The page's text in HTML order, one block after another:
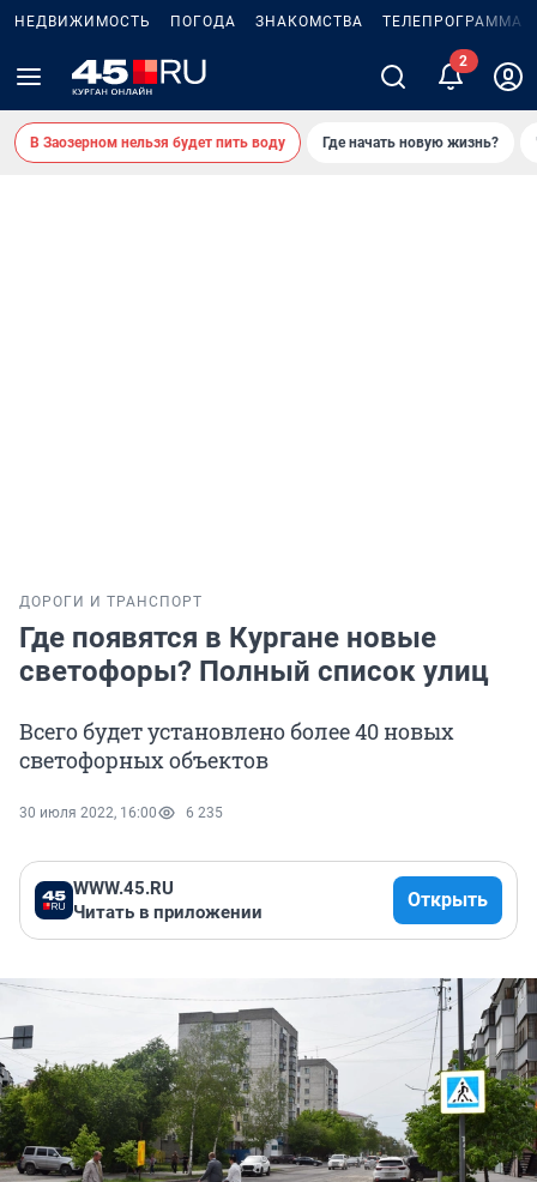
НЕДВИЖИМОСТЬ ПОГОДА ЗНАКОМСТВА ТЕЛЕПРОГРАММА
В Заозерном нельзя будет пить воду Где начать новую жизнь?
ДОРОГИ И ТРАНСПОРТ
Где появятся в Кургане новые
светофоры? Полный список улиц
Всего будет установлено более 40 новых
светофорных объектов
30 июля 2022, 16:00 6 235
WWW.45.RU
Читать в приложении
Открыть